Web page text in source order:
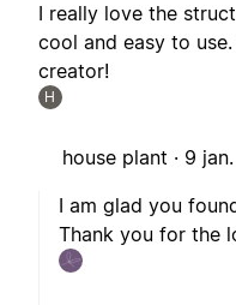
I really love the
cool and easy to
creator!
H
house plant · 9
I am glad you
Thank you for the